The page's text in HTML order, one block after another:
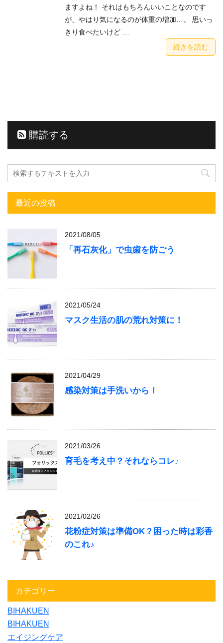
ますよね！ それはもちろんいいことなのです
が、やはり気になるのが体重の増加…。 思いっ
きり食べたいけど …
続きを読む
購読する
最近の投稿
2021/08/05
「再石灰化」で虫歯を防ごう
2021/05/24
マスク生活の肌の荒れ対策に！
2021/04/29
感染対策は手洗いから！
2021/03/26
育毛を考え中？それならコレ♪
2021/02/26
花粉症対策は準備OK？困った時は彩香
のこれ♪
カテゴリー
BIHAKUEN
BIHAKUEN
エイジングケア